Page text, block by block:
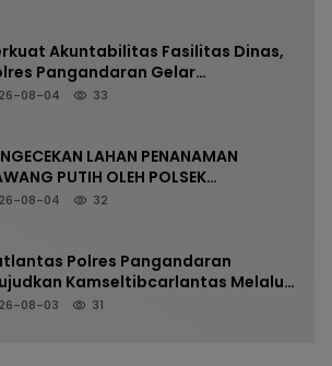
Akuntabilitas Fasilitas Dinas,
Pangandaran Gelar
Senpi Berkala
08-04 33
LAHAN PENANAMAN
PUTIH OLEH POLSEK
DUKUNG PROGRAM
08-04 32
Polres Pangandaran
Kamseltibcarlantas Melalui
Arus Pagi
08-03 31